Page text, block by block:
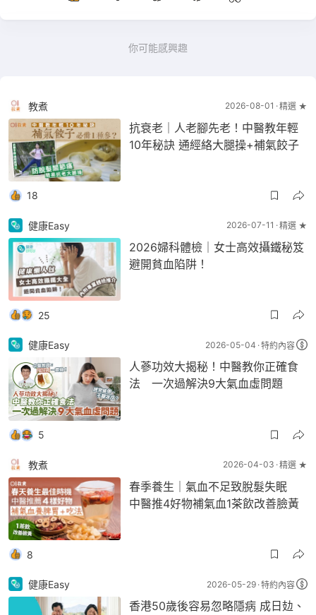
你可能感興趣
教煮 2026-08-01 精選 ★
抗衰老｜人老腳先老！中醫教年輕
10年秘訣 通經絡大腿操+補氣餃子
18
健康Easy 2026-07-11 精選 ★
2026婦科體檢｜女士高效攝鐵秘笈
避開貧血陷阱！
25
健康Easy 2026-05-04 特約內容
人蔘功效大揭秘！中醫教你正確食
法 一次過解決9大氣血虛問題
5
教煮 2026-04-03 精選 ★
春季養生｜氣血不足致脫髮失眠
中醫推4好物補氣血1茶飲改善臉黃
8
健康Easy 2026-05-29 特約內容
香港50歲後容易忽略隱病 成日攰、